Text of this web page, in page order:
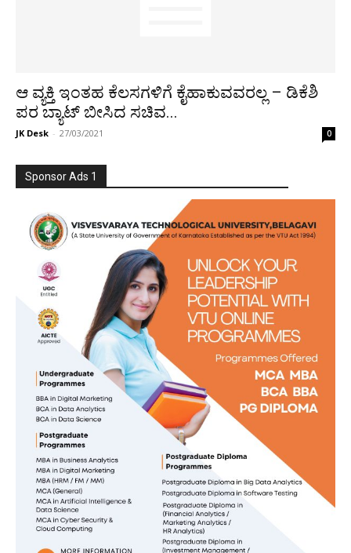
ಆ ವ್ಯಕ್ತಿ ಇಂತಹ ಕೆಲಸಗಳಿಗೆ ಕೈಹಾಕುವವರಲ್ಲ – ಡಿಕೆಶಿ
ಪರ ಬ್ಯಾಟ್ ಬೀಸಿದ ಸಚಿವ...
JK Desk - 27/03/2021 0
Sponsor Ads 1